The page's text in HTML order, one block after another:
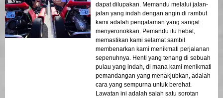
dapat dilupakan. Memandu melalui jalan-
jalan yang indah dengan angin di rambut
kami adalah pengalaman yang sangat
menyeronokkan. Pemandu itu hebat,
memastikan kami selamat sambil
membenarkan kami menikmati perjalanan
sepenuhnya. Henti yang tenang di sebuah
pulau yang indah, di mana kami menikmati
pemandangan yang menakjubkan, adalah
cara yang sempurna untuk berehat.
Lawatan ini adalah salah satu sorotan